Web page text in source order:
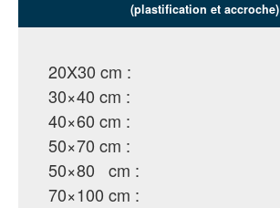
(plastification et accroche)
20X30 cm :
30×40 cm :
40×60 cm :
50×70 cm :
50×80 cm :
70×100 cm :